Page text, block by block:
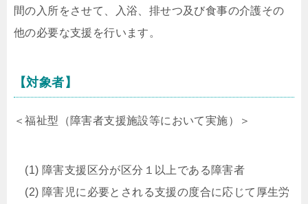
間の入所をさせて、入浴、排せつ及び食事の介護その
他の必要な支援を行います。
【対象者】
＜福祉型（障害者支援施設等において実施）＞
(1) 障害支援区分が区分１以上である障害者
(2) 障害児に必要とされる支援の度合に応じて厚生労